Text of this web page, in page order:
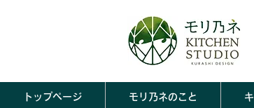
トップページ モリ乃ネのこと